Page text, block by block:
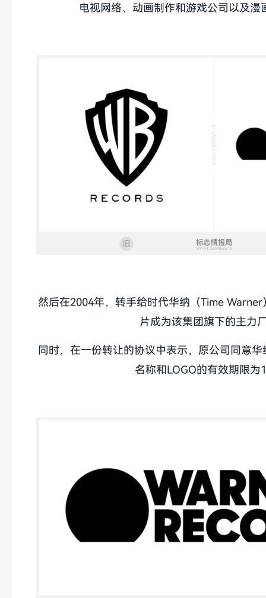
电视网络、动画制作和游戏公司以及漫
然后在2004年，转手给时代华纳（Time
片成为该集团旗下的主力
同时，在一份转让的协议中表示，原公司同意
名称和LOGO的有效期限为